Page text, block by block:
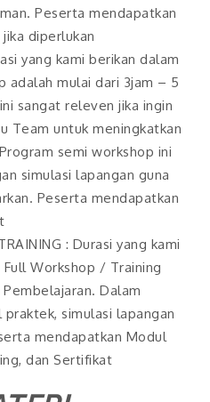
Peserta mendapatkan
diperlukan
yang kami berikan dalam
adalah mulai dari 3jam – 5
sangat releven jika ingin
Team untuk meningkatkan
semi workshop ini
simulasi lapangan guna
Peserta mendapatkan
: Durasi yang kami
Workshop / Training
Pembelajaran. Dalam
simulasi lapangan
mendapatkan Modul
dan Sertifikat